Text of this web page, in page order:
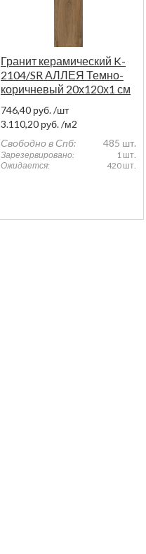
Гранит керамический K-
2104/SR АЛЛЕЯ Темно-
коричневый 20х120х1 см
746,40 руб./шт
3.110,20 руб./м2
Свободно в Спб:
485 шт.
Зарезервировано:
1 шт.
Ожидается:
420 шт.